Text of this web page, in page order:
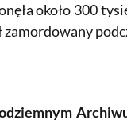
około 300
zamordowany